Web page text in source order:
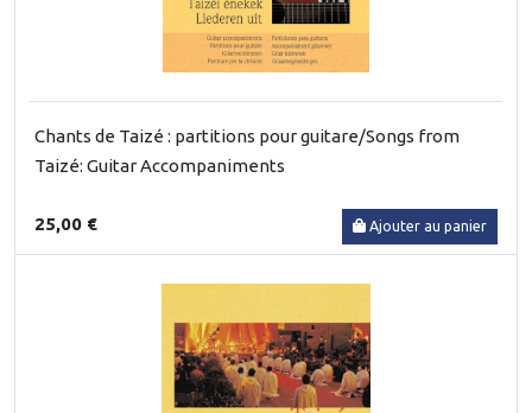
Chants de Taizé : partitions pour guitare/Songs from
Taizé: Guitar Accompaniments
25,00 € Ajouter au panier